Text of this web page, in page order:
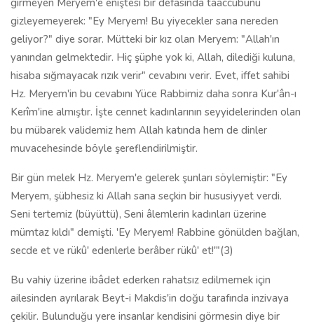
girmeyen Meryem'e eniştesi bir defasında taaccübünü
gizleyemeyerek: "Ey Meryem! Bu yiyecekler sana nereden
geliyor?" diye sorar. Mütteki bir kız olan Meryem: "Allah'ın
yanından gelmektedir. Hiç şüphe yok ki, Allah, dilediği kuluna,
hisaba sığmayacak rızık verir" cevabını verir. Evet, iffet sahibi
Hz. Meryem'in bu cevabını Yüce Rabbimiz daha sonra Kur'ân-ı
Kerîm'ine almıştır. İşte cennet kadınlarının seyyidelerinden olan
bu mübarek validemiz hem Allah katında hem de dinler
muvacehesinde böyle şereflendirilmiştir.
Bir gün melek Hz. Meryem'e gelerek şunları söylemiştir: "Ey
Meryem, şübhesiz ki Allah sana seçkin bir hususiyyet verdi.
Seni tertemiz (büyüttü), Seni âlemlerin kadınları üzerine
mümtaz kıldı" demişti. 'Ey Meryem! Rabbine gönülden bağlan,
secde et ve rükû' edenlerle berâber rükû' et!'"(3)
Bu vahiy üzerine ibâdet ederken rahatsız edilmemek için
ailesinden ayrılarak Beyt-i Makdis'in doğu tarafında inzivaya
çekilir. Bulunduğu yere insanlar kendisini görmesin diye bir